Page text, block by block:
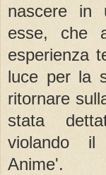
nascere in
esse, che
esperienza
luce per la
ritornare
stata
violando il
Anime'.